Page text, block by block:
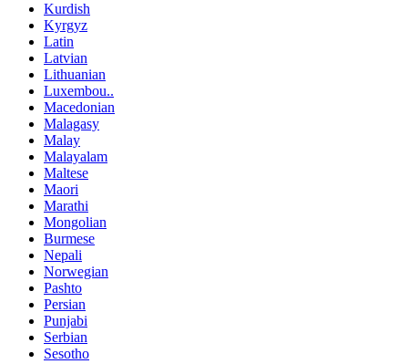
Kurdish
Kyrgyz
Latin
Latvian
Lithuanian
Luxembou..
Macedonian
Malagasy
Malay
Malayalam
Maltese
Maori
Marathi
Mongolian
Burmese
Nepali
Norwegian
Pashto
Persian
Punjabi
Serbian
Sesotho